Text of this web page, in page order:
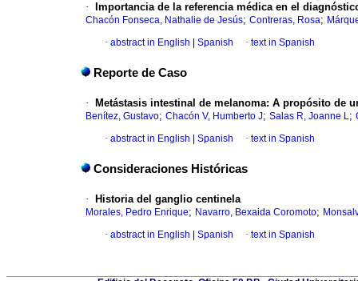
· Importancia de la referencia médica en el
Chacón Fonseca, Nathalie de Jesús; Contreras, Rosa;
· abstract in English Spanish · text in Spanish
Reporte de Caso
· Metástasis intestinal de melanoma: A propósito de
Benítez, Gustavo; Chacón V, Humberto J; Salas R, Joanne L;
· abstract in English Spanish · text in Spanish
Consideraciones Históricas
· Historia del ganglio centinela
Morales, Pedro Enrique; Navarro, Bexaida Coromoto;
· abstract in English Spanish · text in Spanish